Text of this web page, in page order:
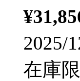
2025/
在庫